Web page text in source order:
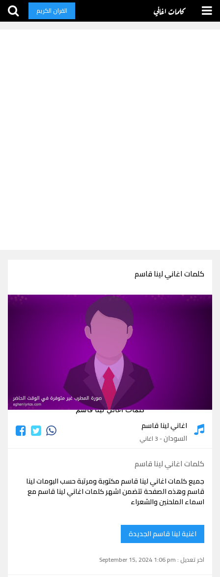
كلمات اغاني القران الكريم
كلمات اغاني لينا قاسم
كلمات اغاني لينا قاسم
اغاني لينا قاسم
السودان- 3 اغاني
كلمات اغاني لينا قاسم
جميع كلمات اغاني لينا قاسم مكتوبة ومرتبة حسب البومات لينا
قاسم وهذه الصفحة تتضمن اشهر كلمات اغاني لينا قاسم مع
اسماء الملحنين والشعراء
اغنية لينا قاسم الجديدة
اخر تعديل : September 15, 2024 1:06 pm